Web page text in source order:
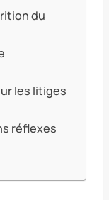
du
les litiges
réflexes